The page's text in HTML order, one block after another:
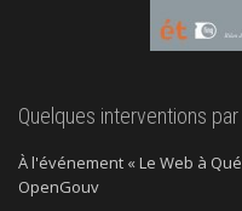
Quelques interventions
À l'événement « Le Web à
OpenGouv